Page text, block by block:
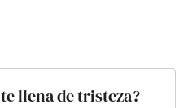
llena de tristeza?